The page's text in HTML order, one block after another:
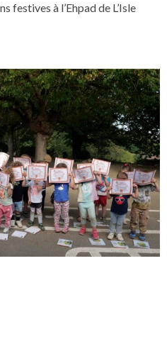
festives à l’Ehpad de L’Isle